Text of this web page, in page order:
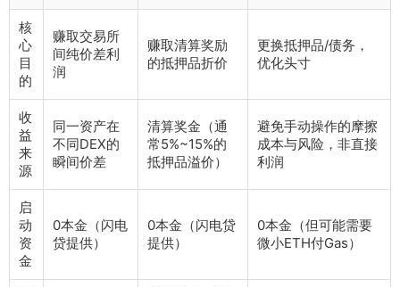
核
心
目
的
赚取交易所
间纯价差利
润
赚取清算奖励
的抵押品折价
更换抵押品/债务，
优化头寸
收
益
来
源
同一资产在
不同DEX的
瞬间价差
清算奖金（通
常5%~15%的
抵押品溢价）
避免手动操作的摩擦
成本与风险，非直接
利润
启
动
资
金
0本金（闪电
贷提供）
0本金（闪电贷
提供）
0本金（但可能需要
微小ETH付Gas）